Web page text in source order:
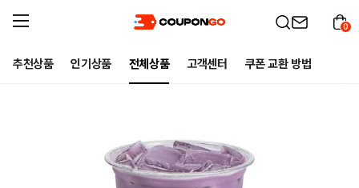
추천상품 인기상품 전체상품 고객센터 쿠폰 교환 방법
0